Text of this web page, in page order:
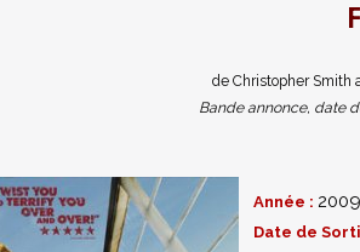
de Christopher Smith
Bande annonce, date
Année : 2009
Date de